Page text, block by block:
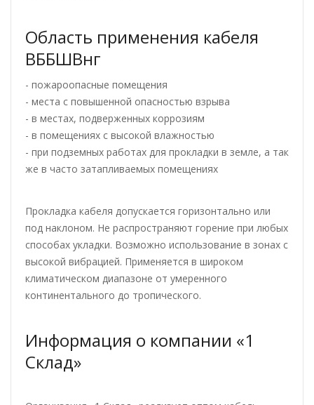
Область применения кабеля
ВББШВнг
- пожароопасные помещения
- места с повышенной опасностью взрыва
- в местах, подверженных коррозиям
- в помещениях с высокой влажностью
- при подземных работах для прокладки в земле, а так
же в часто затапливаемых помещениях
Прокладка кабеля допускается горизонтально или
под наклоном. Не распространяют горение при любых
способах укладки. Возможно использование в зонах с
высокой вибрацией. Применяется в широком
климатическом диапазоне от умеренного
континентального до тропического.
Информация о компании «1
Склад»